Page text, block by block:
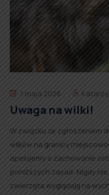
7 maja 2026
Uwaga na wilki!
W związku ze zgłoszeniem
wilków na granicy
apelujemy o zachowanie
poniższych zasad: Nigdy
zwierzęta wyglądają na